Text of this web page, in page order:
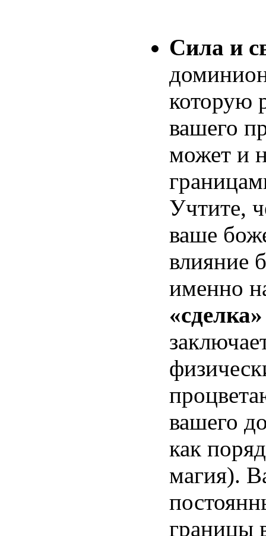
Сила и
которую
вашего
может и
Учтите,
ваше
влияние
именно
«сделка»
вашего
как
магия).
границы